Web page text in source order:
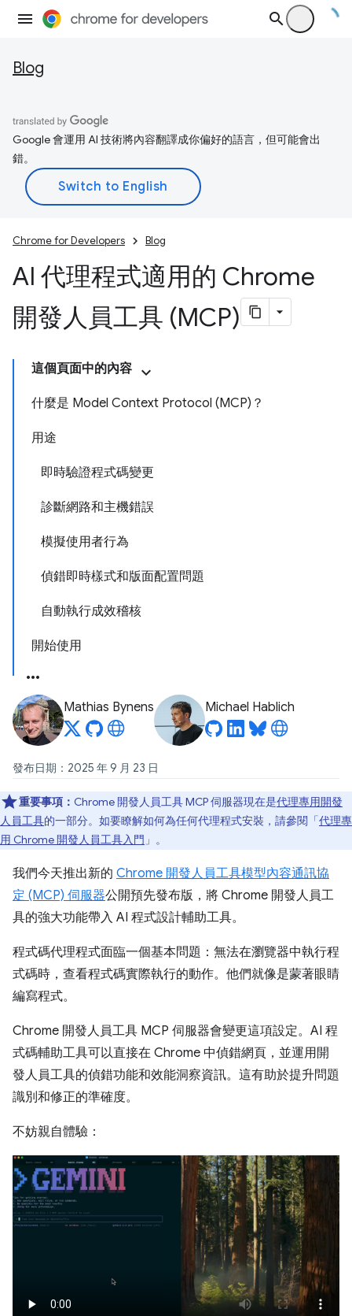
Blog
Google 會運用 AI 技術將內容翻譯成你偏好的語言，但可能會出
錯。
Chrome for Developers Blog
AI 代理程式適用的 Chrome
開發人員工具 (MCP)
這個頁面中的內容
什麼是 Model Context Protocol (MCP)？
用途
即時驗證程式碼變更
診斷網路和主機錯誤
模擬使用者行為
偵錯即時樣式和版面配置問題
自動執行成效稽核
開始使用
Mathias Bynens Michael Hablich
發布日期：2025 年 9 月 23 日
重要事項： Chrome 開發人員工具 MCP 伺服器現在是代理專用開發
人員工具的一部分。如要瞭解如何為任何代理程式安裝，請參閱「代理專
用 Chrome 開發人員工具入門 」。
我們今天推出新的 Chrome 開發人員工具模型內容通訊協
定 (MCP) 伺服器公開預先發布版，將 Chrome 開發人員工
具的強大功能帶入 AI 程式設計輔助工具。
程式碼代理程式面臨一個基本問題：無法在瀏覽器中執行程
式碼時，查看程式碼實際執行的動作。他們就像是蒙著眼睛
編寫程式。
Chrome 開發人員工具 MCP 伺服器會變更這項設定。AI 程
式碼輔助工具可以直接在 Chrome 中偵錯網頁，並運用開
發人員工具的偵錯功能和效能洞察資訊。這有助於提升問題
識別和修正的準確度。
不妨親自體驗：